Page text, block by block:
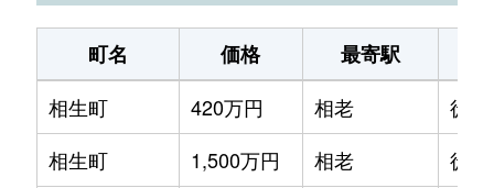
町名 価格 最寄駅
相生町
420万円 相老
徒
相生町
1,500万円 相老
徒